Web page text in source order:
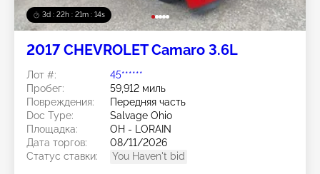
3d : 22h : 21m : 11s
2017 CHEVROLET Camaro 3.6L
Лот #:
45******
Пробег:
59,912 миль
Повреждения:
Передняя часть
Doc Type:
Salvage Ohio
Площадка:
OH - LORAIN
Дата торгов:
08/11/2026
Статус ставки:
You Haven't bid